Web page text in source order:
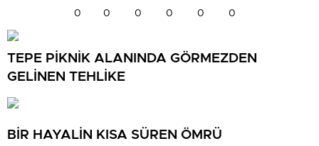
0 0 0 0 0 0
TEPE PİKNİK ALANINDA GÖRMEZDEN
GELİNEN TEHLİKE
BİR HAYALİN KISA SÜREN ÖMRÜ